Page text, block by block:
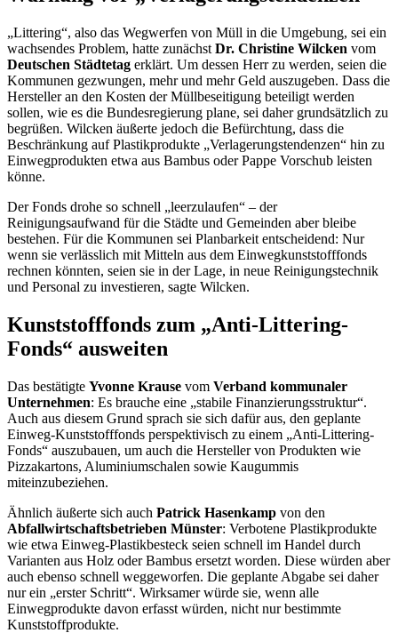
„Littering“, also das Wegwerfen von Müll in die Umgebung, sei ein
wachsendes Problem, hatte zunächst Dr. Christine Wilcken vom
Deutschen Städtetag erklärt. Um dessen Herr zu werden, seien die
Kommunen gezwungen, mehr und mehr Geld auszugeben. Dass die
Hersteller an den Kosten der Müllbeseitigung beteiligt werden
sollen, wie es die Bundesregierung plane, sei daher grundsätzlich zu
begrüßen. Wilcken äußerte jedoch die Befürchtung, dass die
Beschränkung auf Plastikprodukte „Verlagerungstendenzen“ hin zu
Einwegprodukten etwa aus Bambus oder Pappe Vorschub leisten
könne.
Der Fonds drohe so schnell „leerzulaufen“ – der
Reinigungsaufwand für die Städte und Gemeinden aber bleibe
bestehen. Für die Kommunen sei Planbarkeit entscheidend: Nur
wenn sie verlässlich mit Mitteln aus dem Einwegkunststofffonds
rechnen könnten, seien sie in der Lage, in neue Reinigungstechnik
und Personal zu investieren, sagte Wilcken.
Kunststofffonds zum „Anti-Littering-
Fonds“ ausweiten
Das bestätigte Yvonne Krause vom Verband kommunaler
Unternehmen: Es brauche eine „stabile Finanzierungsstruktur“.
Auch aus diesem Grund sprach sie sich dafür aus, den geplante
Einweg-Kunststofffonds perspektivisch zu einem „Anti-Littering-
Fonds“ auszubauen, um auch die Hersteller von Produkten wie
Pizzakartons, Aluminiumschalen sowie Kaugummis
miteinzubeziehen.
Ähnlich äußerte sich auch Patrick Hasenkamp von den
Abfallwirtschaftsbetrieben Münster: Verbotene Plastikprodukte
wie etwa Einweg-Plastikbesteck seien schnell im Handel durch
Varianten aus Holz oder Bambus ersetzt worden. Diese würden aber
auch ebenso schnell weggeworfen. Die geplante Abgabe sei daher
nur ein „erster Schritt“. Wirksamer würde sie, wenn alle
Einwegprodukte davon erfasst würden, nicht nur bestimmte
Kunststoffprodukte.